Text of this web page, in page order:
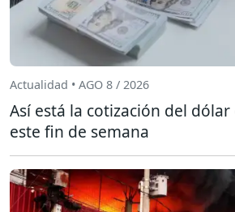
Actualidad • AGO 8 / 2026
Así está la cotización del
este fin de semana